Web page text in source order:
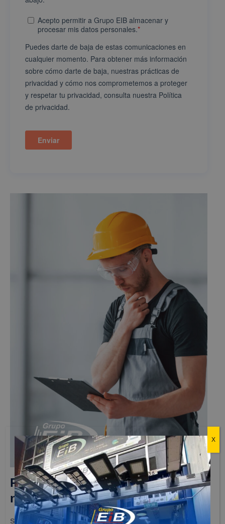
Póngase en contacto con
nosotros
SOMOS SU PROVEEDOR TOTALContamos con personal
X